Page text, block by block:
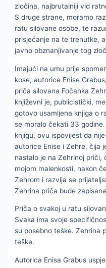
zločina, najbrutalniji vid
S druge strane, moramo
ratu silovane osobe, te
prisjećanje na te trenutke,
javno obznanjivanje tog
Imajući na umu prije
kose, autorice Enise
priča silovana Fočanka
književni je, publicistički,
gotovo usamljena knjiga o
se moralo čekati 33
knjigu, ovu ispovijest da
autorice Enise i Zehre, čija
nastalo je na Zehrinoj priči,
mojom malenkosti, nakon
Zehrom i razvija se
Zehrina priča bude
Priča o svakoj u ratu
Svaka ima svoje
su posebno teške. Zehrina
teške.
Autorica Enisa Grabus